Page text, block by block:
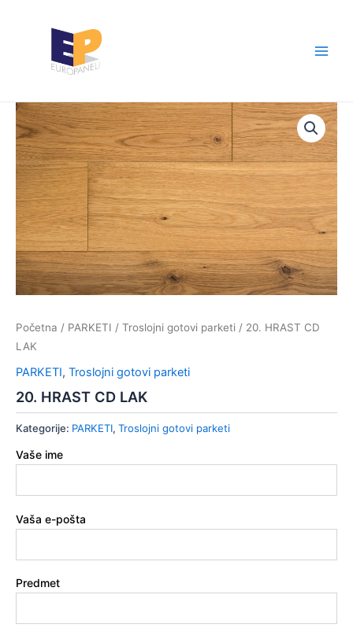
Početna / PARKETI / Troslojni gotovi parketi / 20. HRAST CD
LAK
PARKETI, Troslojni gotovi parketi
20. HRAST CD LAK
Kategorije: PARKETI, Troslojni gotovi parketi
Vaše ime
Vaša e-pošta
Predmet